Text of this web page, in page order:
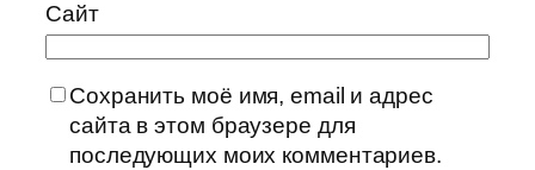
Сайт
Сохранить моё имя, email и адрес
сайта в этом браузере для
последующих моих комментариев.